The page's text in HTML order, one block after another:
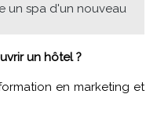
un spa d'un nouveau
un hôtel ?
formation en marketing et